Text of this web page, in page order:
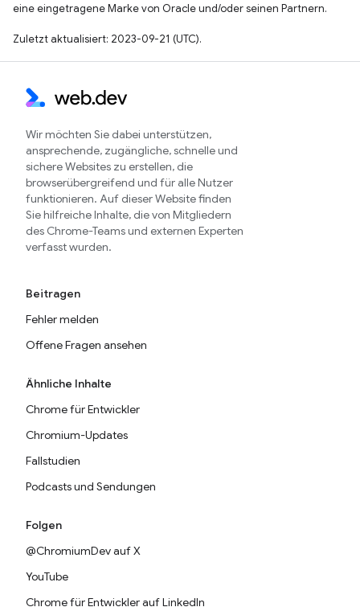
eine eingetragene Marke von Oracle und/oder seinen Partnern.
Zuletzt aktualisiert: 2023-09-21 (UTC).
Wir möchten Sie dabei unterstützen,
ansprechende, zugängliche, schnelle und
sichere Websites zu erstellen, die
browserübergreifend und für alle Nutzer
funktionieren. Auf dieser Website finden
Sie hilfreiche Inhalte, die von Mitgliedern
des Chrome-Teams und externen Experten
verfasst wurden.
Beitragen
Fehler melden
Offene Fragen ansehen
Ähnliche Inhalte
Chrome für Entwickler
Chromium-Updates
Fallstudien
Podcasts und Sendungen
Folgen
@ChromiumDev auf X
YouTube
Chrome für Entwickler auf LinkedIn